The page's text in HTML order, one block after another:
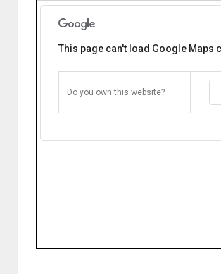
Salustiano Zavalía 342.
Santa Fe, Santa Fe, Argentina.
Cómo llegar Zoom
This page can't load Google Maps
Do you own this website?